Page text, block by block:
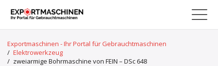
Exportmaschinen - Ihr Portal für Gebrauchtmaschinen
/ Elektrowerkzeug
/ zweiarmige Bohrmaschine von FEIN – DSc 648